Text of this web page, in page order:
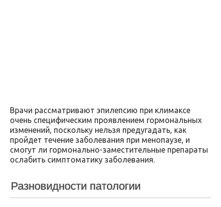
Врачи рассматривают эпилепсию при климаксе
очень специфическим проявлением гормональных
изменений, поскольку нельзя предугадать, как
пройдет течение заболевания при менопаузе, и
смогут ли гормонально-заместительные препараты
ослабить симптоматику заболевания.
Разновидности патологии